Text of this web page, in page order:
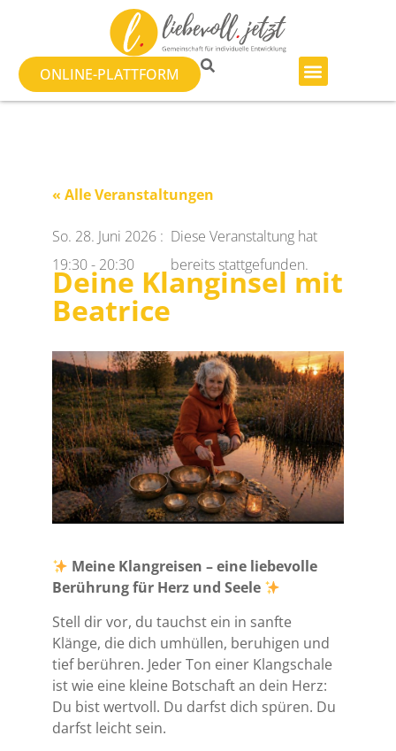
ONLINE-PLATTFORM
« Alle Veranstaltungen
So. 28. Juni 2026 :
19:30- 20:30
Diese Veranstaltung hat
bereits stattgefunden.
Deine Klanginsel mit
Beatrice
Meine Klangreisen – eine liebevolle
Berührung für Herz und Seele
Stell dir vor, du tauchst ein in sanfte
Klänge, die dich umhüllen, beruhigen und
tief berühren. Jeder Ton einer Klangschale
ist wie eine kleine Botschaft an dein Herz:
Du bist wertvoll. Du darfst dich spüren. Du
darfst leicht sein.